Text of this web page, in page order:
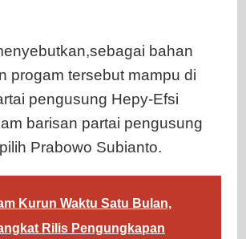
bahan
progam tersebut mampu di
pengusung Hepy-Efsi
barisan partai pengusung
Prabowo Subianto.
Kurun Waktu Satu Bulan,
Rilis Pengungkapan